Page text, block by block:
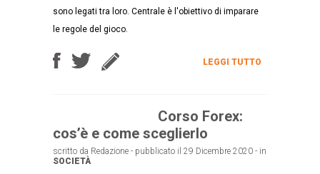
sono legati tra loro. Centrale è l'obiettivo di imparare
le regole del gioco.
LEGGI TUTTO
Corso Forex:
cos’è e come sceglierlo
scritto da Redazione - pubblicato il 29 Dicembre 2020 - in
SOCIETÀ